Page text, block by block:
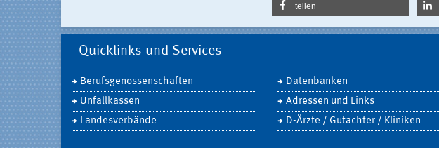
teilen
Quicklinks und Services
Berufsgenossenschaften
Unfallkassen
Landesverbände
Datenbanken
Adressen und Links
D-Ärzte / Gutachter / Kliniken